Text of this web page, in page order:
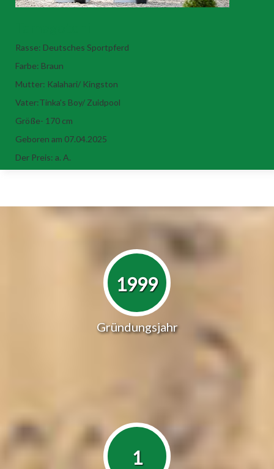
Rasse: Deutsches Sportpferd
Farbe: Braun
Mutter: Kalahari/ Kingston
Vater:Tinka's Boy/ Zuidpool
Größe- 170 cm
Geboren am 07.04.2025
Der Preis: a. A.
1999
Gründungsjahr
1